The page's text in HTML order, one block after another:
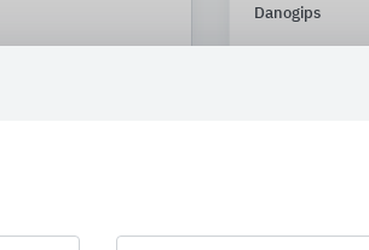
Danogips